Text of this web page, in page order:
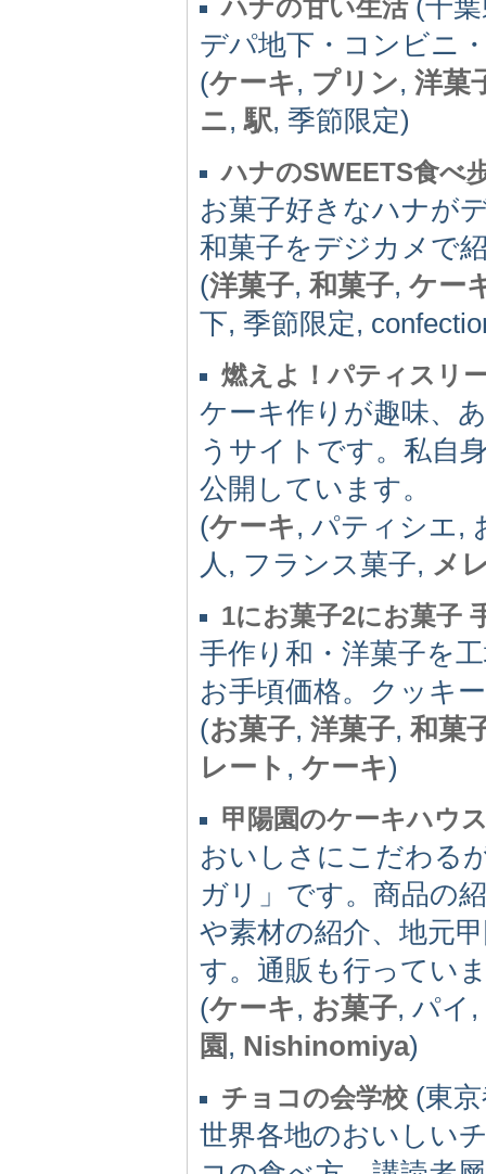
ハナの甘い生活
デパ地下・コンビニ
(ケーキ, プリン, 洋菓
ニ,駅, 季節限定)
ハナのSWEETS食べ
お菓子好きなハナが
和菓子をデジカメで
(洋菓子, 和菓子, ケー
下, 季節限定,
燃えよ！パティスリ
ケーキ作りが趣味、
うサイトです。私自
公開しています。
(ケーキ, パティシエ,
人, フランス菓子, メ
1にお菓子2にお菓子
手作り和・洋菓子を
お手頃価格。クッキ
(お菓子, 洋菓子, 和菓
レート , ケーキ)
甲陽園のケーキハウ
おいしさにこだわる
ガリ」です。商品の
や素材の紹介、地元
す。通販も行ってい
(ケーキ, お菓子, パイ,
園 , Nishinomiya)
チョコの会学校 (東
世界各地のおいしい